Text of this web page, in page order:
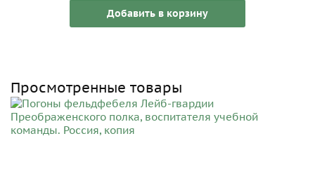
Добавить в корзину
Просмотренные товары